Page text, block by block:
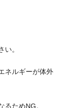
。
ネルギーが体外
ためNG。